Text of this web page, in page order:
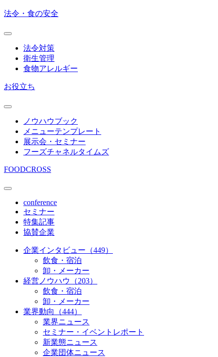
法令・食の安全
法令対策
衛生管理
食物アレルギー
お役立ち
ノウハウブック
メニューテンプレート
展示会・セミナー
フーズチャネルタイムズ
FOODCROSS
conference
セミナー
特集記事
協賛企業
企業インタビュー（449）
飲食・宿泊
卸・メーカー
経営ノウハウ（203）
飲食・宿泊
卸・メーカー
業界動向（444）
業界ニュース
セミナー・イベントレポート
新業態ニュース
企業団体ニュース